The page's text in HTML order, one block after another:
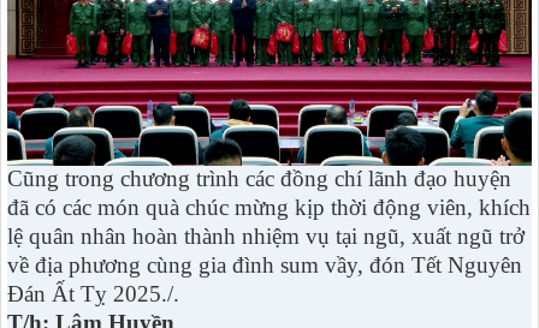
Cũng trong chương trình các đồng chí lãnh đạo huyện
đã có các món quà chúc mừng kịp thời động viên, khích
lệ quân nhân hoàn thành nhiệm vụ tại ngũ, xuất ngũ trở
về địa phương cùng gia đình sum vầy, đón Tết Nguyên
Đán Ất Tỵ 2025./.
T/h: Lâm Huyền